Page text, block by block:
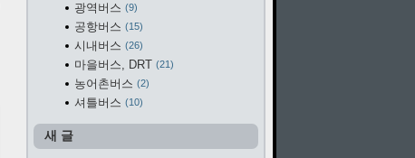
광역버스 9
공항버스 15
시내버스 26
마을버스, DRT 21
농어촌버스 2
셔틀버스 10
새 글